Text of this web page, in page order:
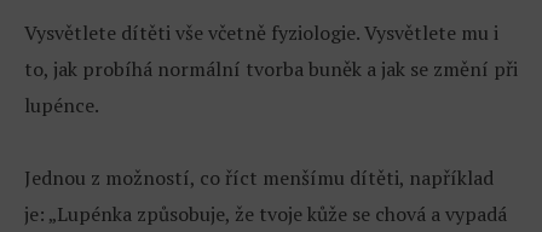
Vysvětlete dítěti vše včetně fyziologie. Vysvětlete mu i
to, jak probíhá normální tvorba buněk a jak se změní při
lupénce.
Jednou z možností, co říct menšímu dítěti, například
je: „Lupénka způsobuje, že tvoje kůže se chová a vypadá